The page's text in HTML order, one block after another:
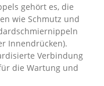
gehört es, die
wie Schmutz und
Innendrücken).
Verbindung
die Wartung und